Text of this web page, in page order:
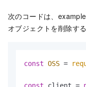
次のコードは、
オブジェクトを削除す
const OSS =